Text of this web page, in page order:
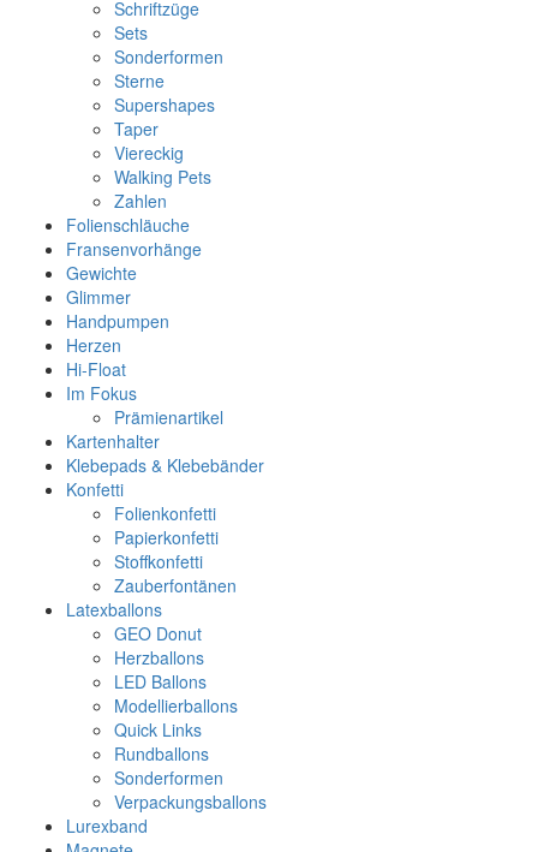
Schriftzüge
Sets
Sonderformen
Sterne
Supershapes
Taper
Viereckig
Walking Pets
Zahlen
Folienschläuche
Fransenvorhänge
Gewichte
Glimmer
Handpumpen
Herzen
Hi-Float
Im Fokus
Prämienartikel
Kartenhalter
Klebepads & Klebebänder
Konfetti
Folienkonfetti
Papierkonfetti
Stoffkonfetti
Zauberfontänen
Latexballons
GEO Donut
Herzballons
LED Ballons
Modellierballons
Quick Links
Rundballons
Sonderformen
Verpackungsballons
Lurexband